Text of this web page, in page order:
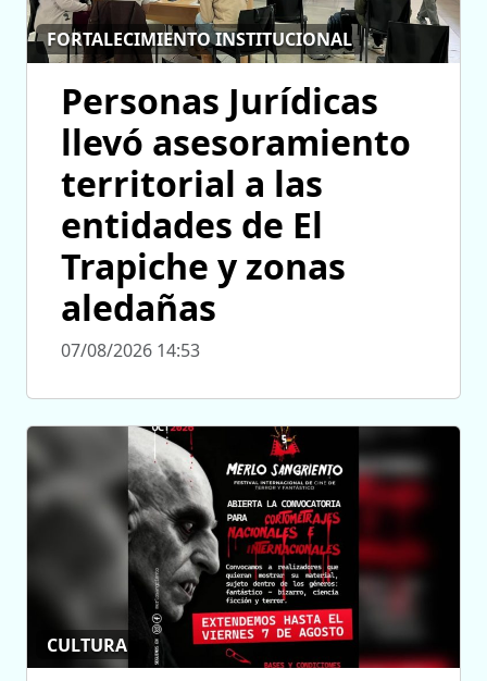
FORTALECIMIENTO INSTITUCIONAL
Personas Jurídicas
llevó asesoramiento
territorial a las
entidades de El
Trapiche y zonas
aledañas
07/08/2026 14:53
CULTURA